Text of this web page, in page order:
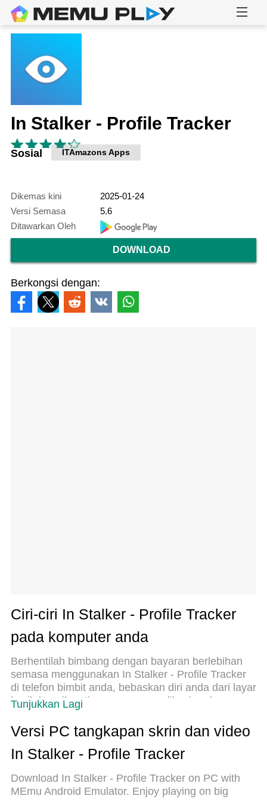
In Stalker - Profile Tracker
Sosial ITAmazons Apps
Dikemas kini
2025-01-24
Versi Semasa
5.6
Ditawarkan Oleh
DOWNLOAD
Berkongsi dengan:
Ciri-ciri In Stalker - Profile Tracker
pada komputer anda
Berhentilah bimbang dengan bayaran berlebihan
semasa menggunakan In Stalker - Profile Tracker
di telefon bimbit anda, bebaskan diri anda dari layar
kecil dan nikmati penggunaan aplikasi pada
paparan yang jauh lebih besar. Mulai sekarang,
dapatkan pengalaman skrin penuh aplikasi anda
dengan papan kekunci dan tetikus. MEmu Play
semua ciri mengejutkan yang anda harapkan:
kawalan intuitif, tidak ada batasan bateri, data
mudah alih, dan panggilan yang mengganggu.
Tunjukkan Lagi
Versi PC tangkapan skrin dan video
In Stalker - Profile Tracker
Download In Stalker - Profile Tracker on PC with
MEmu Android Emulator. Enjoy playing on big